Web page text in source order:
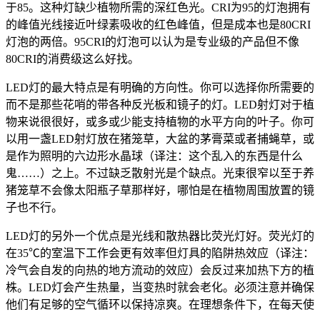
于85。这种灯缺少植物所需的深红色光。CRI为95的灯泡拥有
的峰值光线接近叶绿素吸收的红色峰值，但是成本也是80CRI
灯泡的两倍。95CRI的灯泡可以认为是专业级的产品但不像
80CRI的消费级这么好找。
LED灯的最大特点是有明确的方向性。你可以选择你所需要的
而不是那些花哨的带各种反光板和镜子的灯。LED射灯对于植
物来说很很好，或多或少能支持植物的水平方向的叶子。你可
以用一盏LED射灯放在猪笼草，大盆的茅膏菜或者捕蝇草，或
是作为照明的六边形水晶球（译注：这个乱入的东西是什么
鬼……）之上。不过缺乏散射光是个缺点。光束很窄以至于养
猪笼草不会像太阳瓶子草那样好，哪怕是在植物周围放置的镜
子也不行。
LED灯的另外一个优点是光线和散热器比荧光灯好。荧光灯的
在35℃的室温下工作会更有效率但灯具的陷阱热效应（译注：
冷气会自发的向热的地方流动的效应）会反过来加热下方的植
株。LED灯会产生热量，当变热时就会老化。必须注意并确保
他们有足够的空气循环以保持凉爽。在理想条件下，在每天使